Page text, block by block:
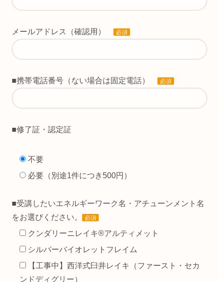
メールアドレス（確認用） 必須
■携帯電話番号（ない場合は固定電話） 必須
■修了証・認定証
不要
必要（別途1件につき500円）
■受講したいエネルギーワーク名・アチューンメント名
をお選びください。
必須
クンダリーニレイキ®アルティメット
シルバーバイオレットフレイム
【工事中】西洋式臼井レイキ（ファースト・セカ
ンドディグリー）